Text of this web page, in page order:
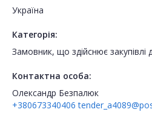
Україна
Категорія:
Замовник, що здійснює
Контактна особа:
Олександр Безпалюк
+380673340406